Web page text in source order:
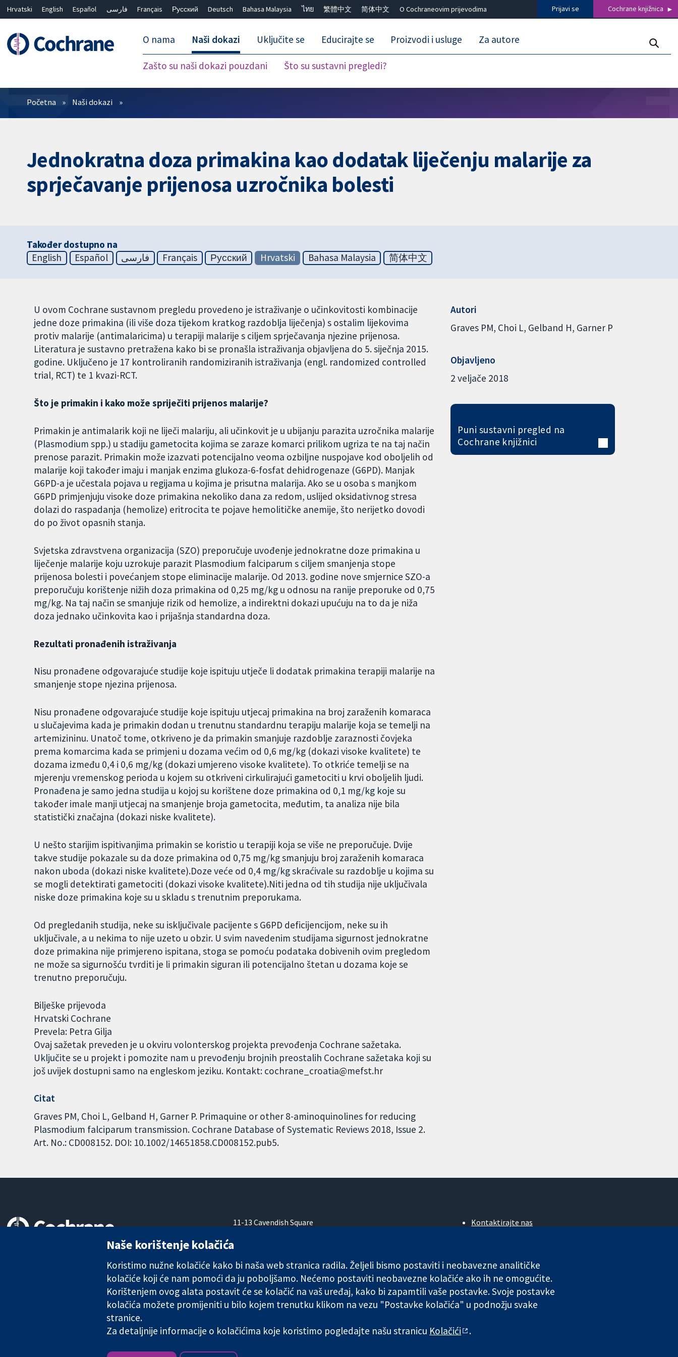
Hrvatski English Español فارسی Français Русский Deutsch Bahasa Malaysia ไทย 繁體中文 简体中文 O Cochraneovim prijevodima Prijavi se Cochrane knjižnica
O nama Naši dokazi
Zašto su naši dokazi pouzdani Što su sustavni pregledi?
Uključite se Educirajte se Proizvodi i usluge Za autore
Prečistači
Početna Naši dokazi
Jednokratna doza primakina kao dodatak liječenju malarije za
sprječavanje prijenosa uzročnika bolesti
Također dostupno na
English
Español فارسی Français Русский Hrvatski Bahasa Malaysia 简体中文
U ovom Cochrane sustavnom pregledu provedeno je istraživanje o učinkovitosti kombinacije
jedne doze primakina (ili više doza tijekom kratkog razdoblja liječenja) s ostalim lijekovima
protiv malarije (antimalaricima) u terapiji malarije s ciljem sprječavanja njezine prijenosa.
Literatura je sustavno pretražena kako bi se pronašla istraživanja objavljena do 5. siječnja 2015.
godine. Uključeno je 17 kontroliranih randomiziranih istraživanja (engl. randomized controlled
trial, RCT) te 1 kvazi-RCT.
Što je primakin i kako može spriječiti prijenos malarije?
Primakin je antimalarik koji ne liječi malariju, ali učinkovit je u ubijanju parazita uzročnika malarije
(Plasmodium spp.) u stadiju gametocita kojima se zaraze komarci prilikom ugriza te na taj način
prenose parazit. Primakin može izazvati potencijalno veoma ozbiljne nuspojave kod oboljelih od
malarije koji također imaju i manjak enzima glukoza-6-fosfat dehidrogenaze (G6PD). Manjak
G6PD-a je učestala pojava u regijama u kojima je prisutna malarija. Ako se u osoba s manjkom
G6PD primjenjuju visoke doze primakina nekoliko dana za redom, uslijed oksidativnog stresa
dolazi do raspadanja (hemolize) eritrocita te pojave hemolitičke anemije, što nerijetko dovodi
do po život opasnih stanja.
Svjetska zdravstvena organizacija (SZO) preporučuje uvođenje jednokratne doze primakina u
liječenje malarije koju uzrokuje parazit Plasmodium falciparum s ciljem smanjenja stope
prijenosa bolesti i povećanjem stope eliminacije malarije. Od 2013. godine nove smjernice SZO-a
preporučuju korištenje nižih doza primakina od 0,25 mg/kg u odnosu na ranije preporuke od 0,75
mg/kg. Na taj način se smanjuje rizik od hemolize, a indirektni dokazi upućuju na to da je niža
doza jednako učinkovita kao i prijašnja standardna doza.
Rezultati pronađenih istraživanja
Nisu pronađene odgovarajuće studije koje ispituju utječe li dodatak primakina terapiji malarije na
smanjenje stope njezina prijenosa.
Nisu pronađene odgovarajuće studije koje ispituju utjecaj primakina na broj zaraženih komaraca
u slučajevima kada je primakin dodan u trenutnu standardnu terapiju malarije koja se temelji na
artemizininu. Unatoč tome, otkriveno je da primakin smanjuje razdoblje zaraznosti čovjeka
prema komarcima kada se primjeni u dozama većim od 0,6 mg/kg (dokazi visoke kvalitete) te
dozama između 0,4 i 0,6 mg/kg (dokazi umjereno visoke kvalitete). To otkriće temelji se na
mjerenju vremenskog perioda u kojem su otkriveni cirkulirajući gametociti u krvi oboljelih ljudi.
Pronađena je samo jedna studija u kojoj su korištene doze primakina od 0,1 mg/kg koje su
također imale manji utjecaj na smanjenje broja gametocita, međutim, ta analiza nije bila
statistički značajna (dokazi niske kvalitete).
U nešto starijim ispitivanjima primakin se koristio u terapiji koja se više ne preporučuje. Dvije
takve studije pokazale su da doze primakina od 0,75 mg/kg smanjuju broj zaraženih komaraca
nakon uboda (dokazi niske kvalitete).Doze veće od 0,4 mg/kg skraćivale su razdoblje u kojima su
se mogli detektirati gametociti (dokazi visoke kvalitete).Niti jedna od tih studija nije uključivala
niske doze primakina koje su u skladu s trenutnim preporukama.
Od pregledanih studija, neke su isključivale pacijente s G6PD deficijencijom, neke su ih
uključivale, a u nekima to nije uzeto u obzir. U svim navedenim studijama sigurnost jednokratne
doze primakina nije primjereno ispitana, stoga se pomoću podataka dobivenih ovim pregledom
ne može sa sigurnošću tvrditi je li primakin siguran ili potencijalno štetan u dozama koje se
trenutno preporučuju.
Bilješke prijevoda
Hrvatski Cochrane
Prevela: Petra Gilja
Ovaj sažetak preveden je u okviru volonterskog projekta prevođenja Cochrane sažetaka.
Uključite se u projekt i pomozite nam u prevođenju brojnih preostalih Cochrane sažetaka koji su
još uvijek dostupni samo na engleskom jeziku. Kontakt: cochrane_croatia@mefst.hr
Citat
Graves PM, Choi L, Gelband H, Garner P. Primaquine or other 8-aminoquinolines for reducing
Plasmodium falciparum transmission. Cochrane Database of Systematic Reviews 2018, Issue 2.
Art. No.: CD008152. DOI: 10.1002/14651858.CD008152.pub5.
Autori
Graves PM Choi L Gelband H Garner P
Objavljeno
2 veljače 2018
Puni sustavni pregled na
Cochrane knjižnici
11-13 Cavendish Square
W1G 0AN
Kontaktirajte nas
Poslovi
Cochrane Library
The Cochrane Collaboration is a charity (no. 1045921) and a company limited by guarantee (no. 03044323) registered in England & Wales. VAT registration number GB 718 2127 49.
Copyright © 2026 The Cochrane Collaboration Uvjeti korištenja|Odricanje od odgovornosti
Naše korištenje kolačića
Koristimo nužne kolačiće kako bi naša web stranica radila. Željeli bismo postaviti i neobavezne analitičke
kolačiće koji će nam pomoći da ju poboljšamo. Nećemo postaviti neobavezne kolačiće ako ih ne omogućite.
Korištenjem ovog alata postavit će se kolačić na vaš uređaj, kako bi zapamtili vaše postavke. Svoje postavke
kolačića možete promijeniti u bilo kojem trenutku klikom na vezu "Postavke kolačića" u podnožju svake
stranice.
Za detaljnije informacije o kolačićima koje koristimo pogledajte našu stranicu Kolačići .